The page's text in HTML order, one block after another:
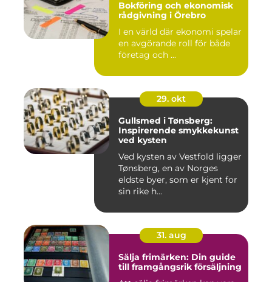
Bokföring och ekonomisk
rådgivning i Örebro
I en värld där ekonomi spelar
en avgörande roll för både
företag och ...
29. okt
Gullsmed i Tønsberg:
Inspirerende smykkekunst
ved kysten
Ved kysten av Vestfold ligger
Tønsberg, en av Norges
eldste byer, som er kjent for
sin rike h...
31. aug
Sälja frimärken: Din guide
till framgångsrik försäljning